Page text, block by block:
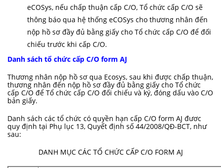
eCOSys, nếu chấp thuận cấp C/O, Tổ chức cấp C/O sẽ
thông báo qua hệ thống eCOSys cho thương nhân đến
nộp hồ sơ đầy đủ bằng giấy cho Tổ chức cấp C/O để đối
chiếu trước khi cấp C/O.
Danh sách tổ chức cấp C/O form AJ
Thương nhân nộp hồ sơ qua Ecosys, sau khi được chấp thuận,
thương nhân đến nộp hồ sơ đầy đủ bằng giấy cho Tổ chức
cấp C/O để Tổ chức cấp C/O đối chiếu và ký, đóng dấu vào C/O
bản giấy.
Danh sách các tổ chức có quyền hạn cấp C/O form AJ đươc
quy định tại Phụ lục 13, Quyết định số 44/2008/QĐ-BCT, như
sau:
DANH MỤC CÁC TỔ CHỨC CẤP C/O FORM AJ